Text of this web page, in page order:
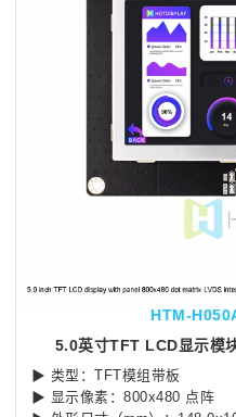
HTM-
5.0英寸TFT LCD显示模
▶ 类型：TFT模组带板
▶ 显示像素：800x480 点阵